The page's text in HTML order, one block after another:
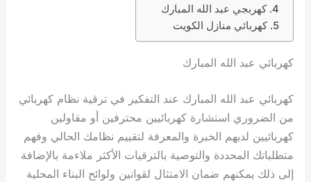
كهربجي عبد الله المبارك
كهربائي منازل الكويت
كهربائي عبد الله المبارك
كهربائي عبد الله المبارك عند التفكير في ترقية نظام كهربائي
من الضروري استشارة كهربائيين محترفين أو مقاولين
كهربائيين لديهم الخبرة والمعرفة لتقييم نظامك الحالي وفهم
متطلباتك المحددة والتوصية بالترقيات الأكثر ملاءمة بالإضافة
إلى ذلك يمكنهم ضمان الامتثال لقوانين ولوائح البناء المحلية